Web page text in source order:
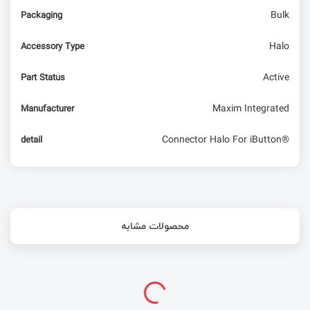
امبدد لینوکس – Toolchain یا زنجیره‌ای از ابزارهای
Packaging Bulk
Accessory Type Halo
Part Status Active
Manufacturer Maxim Integrated
detail Connector Halo For iButton®
محصولات مشابه